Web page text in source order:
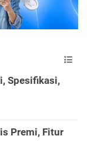
Spesifikasi,
Premi, Fitur